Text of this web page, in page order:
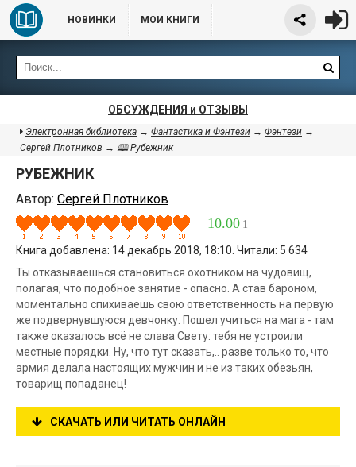
НОВИНКИ МОИ КНИГИ
ОБСУЖДЕНИЯ и ОТЗЫВЫ
Электронная библиотека → Фантастика и Фэнтези → Фэнтези →
Сергей Плотников → 🕮 Рубежник
РУБЕЖНИК
Автор: Сергей Плотников
10.00 1
Книга добавлена: 14 декабрь 2018, 18:10. Читали: 5 634
Ты отказываешься становиться охотником на чудовищ,
полагая, что подобное занятие - опасно. А став бароном,
моментально спихиваешь свою ответственность на первую
же подвернувшуюся девчонку. Пошел учиться на мага - там
также оказалось всё не слава Свету: тебя не устроили
местные порядки. Ну, что тут сказать,.. разве только то, что
армия делала настоящих мужчин и не из таких обезьян,
товарищ попаданец!
СКАЧАТЬ ИЛИ ЧИТАТЬ ОНЛАЙН